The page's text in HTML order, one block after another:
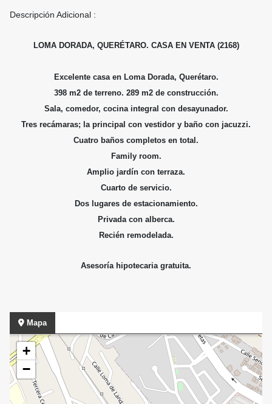
Descripción Adicional :
LOMA DORADA, QUERÉTARO. CASA EN VENTA (2168)
Excelente casa en Loma Dorada, Querétaro.
398 m2 de terreno. 289 m2 de construcción.
Sala, comedor, cocina integral con desayunador.
Tres recámaras; la principal con vestidor y baño con jacuzzi.
Cuatro baños completos en total.
Family room.
Amplio jardín con terraza.
Cuarto de servicio.
Dos lugares de estacionamiento.
Privada con alberca.
Recién remodelada.
Asesoría hipotecaria gratuita.
Mapa
+
−